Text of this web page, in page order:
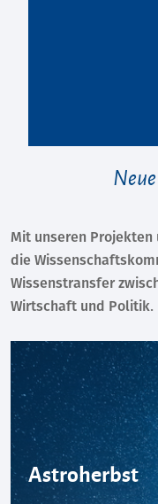
Mit unseren
die
Wissenstransfer
Wirtschaft und Politik.
Astroherbst